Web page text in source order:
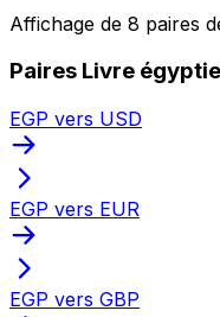
Affichage de 8 paires
Paires Livre
EGP vers USD
EGP vers EUR
EGP vers GBP